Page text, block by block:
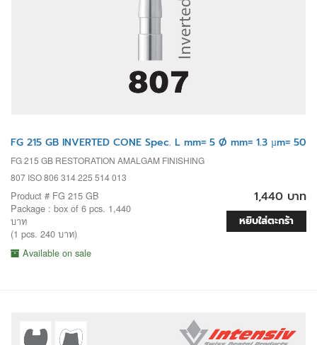
FG 215 GB INVERTED CONE Spec. L mm= 5 Ø mm= 1.3 µm= 50
FG 215 GB RESTORATION AMALGAM FINISHING
807 ISO 806 314 225 514 013
Product # FG 215 GB
Package : box of 6 pcs. 1,440
บาท
(1 pcs. 240 บาท)
Available on sale
1,440 บาท
หยิบใส่ตะกร้า